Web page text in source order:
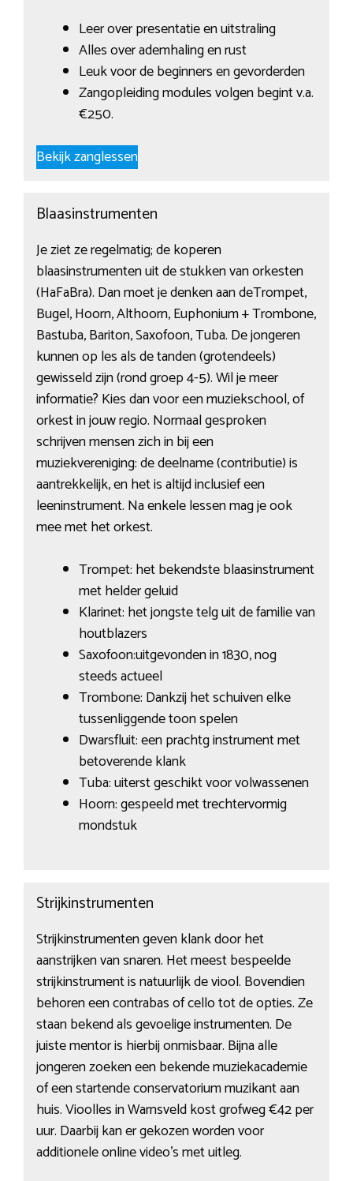
Leer over presentatie en uitstraling
Alles over ademhaling en rust
Leuk voor de beginners en gevorderden
Zangopleiding modules volgen begint v.a.
€250.
Bekijk zanglessen
Blaasinstrumenten
Je ziet ze regelmatig; de koperen
blaasinstrumenten uit de stukken van orkesten
(HaFaBra). Dan moet je denken aan deTrompet,
Bugel, Hoorn, Althoorn, Euphonium + Trombone,
Bastuba, Bariton, Saxofoon, Tuba. De jongeren
kunnen op les als de tanden (grotendeels)
gewisseld zijn (rond groep 4-5). Wil je meer
informatie? Kies dan voor een muziekschool, of
orkest in jouw regio. Normaal gesproken
schrijven mensen zich in bij een
muziekvereniging: de deelname (contributie) is
aantrekkelijk, en het is altijd inclusief een
leeninstrument. Na enkele lessen mag je ook
mee met het orkest.
Trompet: het bekendste blaasinstrument
met helder geluid
Klarinet: het jongste telg uit de familie van
houtblazers
Saxofoon:uitgevonden in 1830, nog
steeds actueel
Trombone: Dankzij het schuiven elke
tussenliggende toon spelen
Dwarsfluit: een prachtg instrument met
betoverende klank
Tuba: uiterst geschikt voor volwassenen
Hoorn: gespeeld met trechtervormig
mondstuk
Strijkinstrumenten
Strijkinstrumenten geven klank door het
aanstrijken van snaren. Het meest bespeelde
strijkinstrument is natuurlijk de viool. Bovendien
behoren een contrabas of cello tot de opties. Ze
staan bekend als gevoelige instrumenten. De
juiste mentor is hierbij onmisbaar. Bijna alle
jongeren zoeken een bekende muziekacademie
of een startende conservatorium muzikant aan
huis. Vioolles in Warnsveld kost grofweg €42 per
uur. Daarbij kan er gekozen worden voor
additionele online video’s met uitleg.